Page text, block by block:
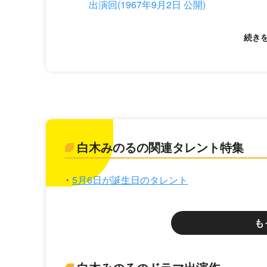
出演回(1967年9月2日 公開)
白木みのるの関連タレント特集
5月6日が誕生日のタレント